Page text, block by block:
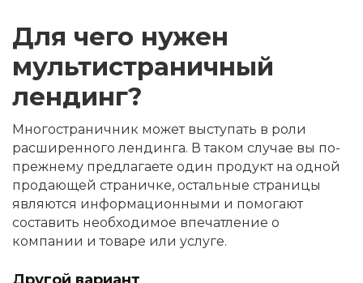
Для чего нужен
мультистраничный
лендинг?
Многостраничник может выступать в роли
расширенного лендинга. В таком случае вы по-
прежнему предлагаете один продукт на одной
продающей страничке, остальные страницы
являются информационными и помогают
составить необходимое впечатление о
компании и товаре или услуге.
Другой вариант